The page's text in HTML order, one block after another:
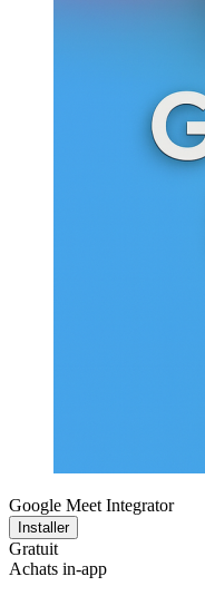
Google Meet Integrator
Installer
Gratuit
Achats in-app